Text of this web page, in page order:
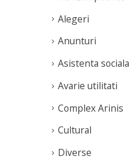
Alegeri
Anunturi
Asistenta sociala
Avarie utilitati
Complex Arinis
Cultural
Diverse